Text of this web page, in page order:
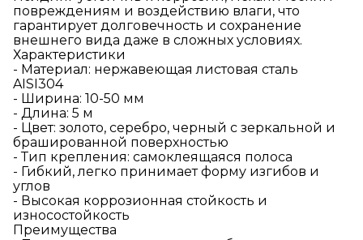
повреждениям и воздействию влаги, что
гарантирует долговечность и сохранение
внешнего вида даже в сложных условиях.
Характеристики
- Материал: нержавеющая листовая сталь
AISI304
- Ширина: 10-50 мм
- Длина: 5 м
- Цвет: золото, серебро, черный с зеркальной и
брашированной поверхностью
- Тип крепления: самоклеящаяся полоса
- Гибкий, легко принимает форму изгибов и
углов
- Высокая коррозионная стойкость и
износостойкость
Преимущества